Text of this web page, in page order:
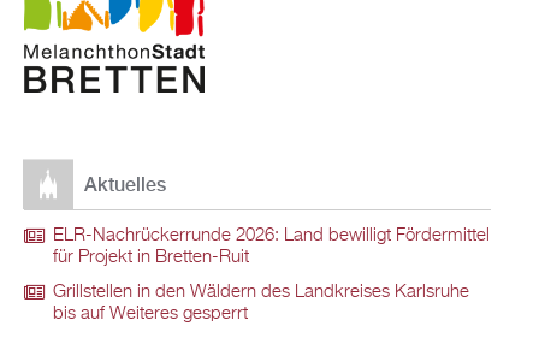
Ak­tu­el­les
ELR-Nach­rü­ck­er­run­de 2026: Land be­wil­ligt För­der­mit­tel
für Pro­jekt in Brett­en-Ruit
Grill­stel­len in den Wäl­dern des Land­krei­ses Karls­ru­he
bis auf Wei­te­res ge­sperrt